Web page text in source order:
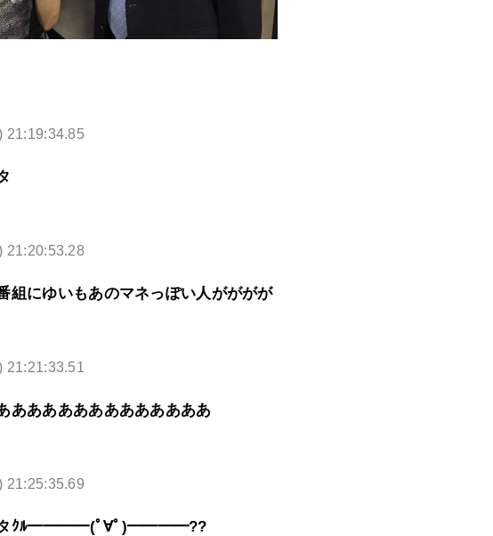
21:19:34.85
21:20:53.28
組にゆいもあのマネっぽい人がががが
21:21:33.51
あああああああああああああ
21:25:35.69
タｸﾙ━━━━(ﾟ∀ﾟ)━━━━??